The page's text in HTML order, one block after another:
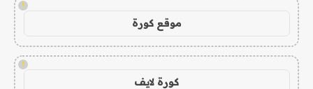
!
موقع كورة
!
كورة لايف